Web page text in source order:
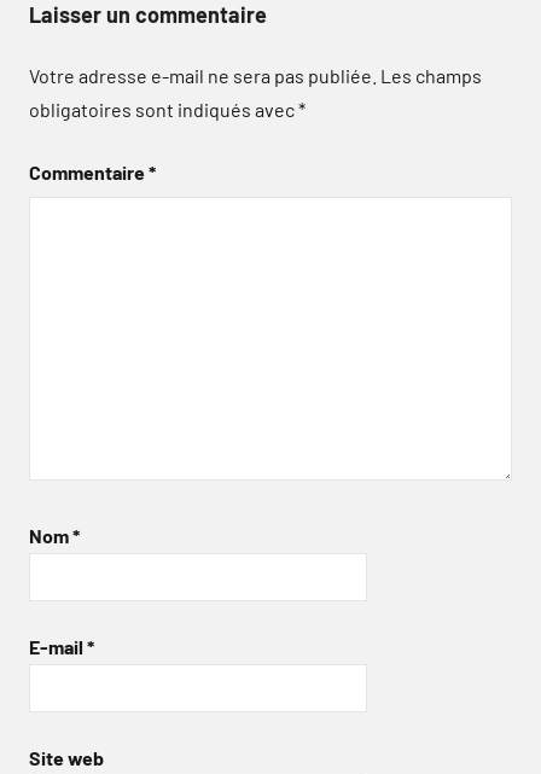
Laisser un commentaire
Votre adresse e-mail ne sera pas publiée. Les champs
obligatoires sont indiqués avec*
Commentaire*
Nom*
E-mail *
Site web